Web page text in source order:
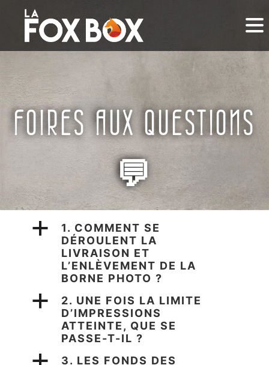
FOIRES AUX QUESTIONS
💬
a
1. COMMENT SE
DÉROULENT LA
LIVRAISON ET
L’ENLÈVEMENT DE LA
BORNE PHOTO ?
a
2. UNE FOIS LA LIMITE
D’IMPRESSIONS
ATTEINTE, QUE SE
PASSE-T-IL ?
a
3. LES FONDS DES